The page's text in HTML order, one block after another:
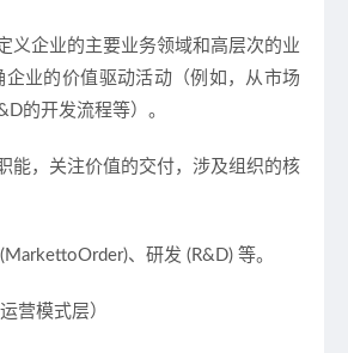
义企业的主要业务领域和高层次的业
企业的价值驱动活动（例如，从市场
的开发流程等）。
能，关注价值的交付，涉及组织的核
、研发 (R&D) 等。
营模式层）